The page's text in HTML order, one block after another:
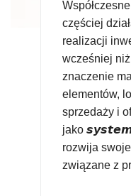
częściej
realizacji
wcześniej
znaczenie
elementów,
sprzedaży i
jako
rozwija
związane z